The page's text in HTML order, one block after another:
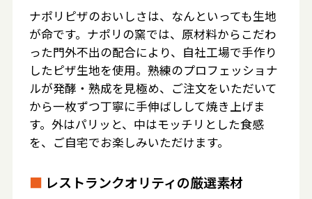
ナポリピザのおいしさは、なんといっても生地
が命です。ナポリの窯では、原材料からこだわ
った門外不出の配合により、自社工場で手作り
したピザ生地を使用。熟練のプロフェッショナ
ルが発酵・熟成を見極め、ご注文をいただいて
から一枚ずつ丁寧に手伸ばしして焼き上げま
す。外はパリッと、中はモッチリとした食感
を、ご自宅でお楽しみいただけます。
■ レストランクオリティの厳選素材